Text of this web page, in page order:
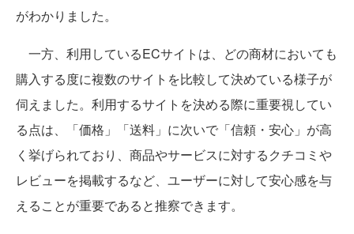
がわかりました。
一方、利用しているECサイトは、どの商材においても
購入する度に複数のサイトを比較して決めている様子が
伺えました。利用するサイトを決める際に重要視してい
る点は、「価格」「送料」に次いで「信頼・安心」が高
く挙げられており、商品やサービスに対するクチコミや
レビューを掲載するなど、ユーザーに対して安心感を与
えることが重要であると推察できます。